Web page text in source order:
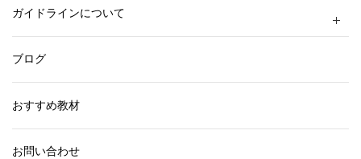
ガイドラインについて
ブログ
おすすめ教材
お問い合わせ